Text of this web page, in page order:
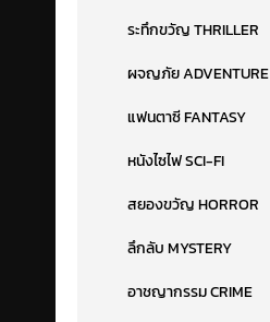
ระทึกขวัญ THRILLER
ผจญภัย ADVENTURE
แฟนตาซี FANTASY
หนังไซไฟ SCI-FI
สยองขวัญ HORROR
ลึกลับ MYSTERY
อาชญากรรม CRIME